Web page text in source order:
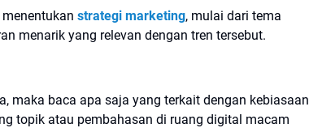
strategi marketing, mulai dari tema
menarik yang relevan dengan tren tersebut.
maka baca apa saja yang terkait dengan kebiasaan
topik atau pembahasan di ruang digital macam